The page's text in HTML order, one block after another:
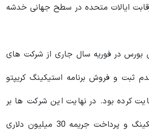
ایالات متحده در سطح جهانی خدشه
بورس در فوریه سال جاری از شرکت های
ثبت و فروش برنامه استیکینگ کریپتو
کرده بود. در نهایت این شرکت ها بر
سر توقف برنامه استیکینگ و پرداخت جریمه 30 میلیون دلاری